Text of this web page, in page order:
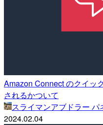
Amazon Connect のクイッ
されるかついて
スライマンアブドラー パ
2024.02.04